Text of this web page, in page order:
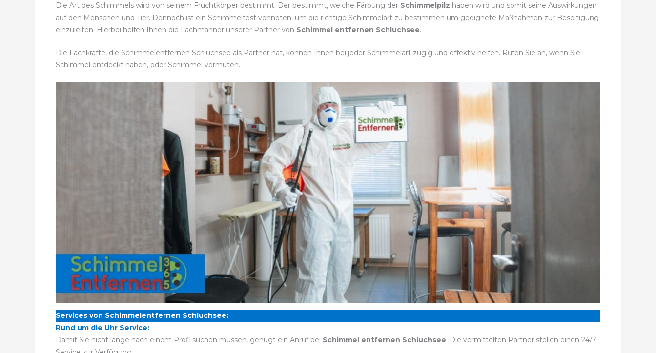
Die Art des Schimmels wird von seinem Fruchtkörper bestimmt. Der bestimmt, welche Färbung der Schimmelpilz haben wird und somit seine Auswirkungen
auf den Menschen und Tier. Dennoch ist ein Schimmeltest vonnöten, um die richtige Schimmelart zu bestimmen um geeignete Maßnahmen zur Beseitigung
einzuleiten. Hierbei helfen Ihnen die Fachmänner unserer Partner von Schimmel entfernen Schluchsee.
Die Fachkräfte, die Schimmelentfernen Schluchsee als Partner hat, können Ihnen bei jeder Schimmelart zügig und effektiv helfen. Rufen Sie an, wenn Sie
Schimmel entdeckt haben, oder Schimmel vermuten.
Services von Schimmelentfernen Schluchsee:
Rund um die Uhr Service:
Damit Sie nicht lange nach einem Profi suchen müssen, genügt ein Anruf bei Schimmel entfernen Schluchsee. Die vermittelten Partner stellen einen 24/7